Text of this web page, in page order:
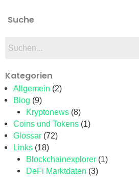
Suche
Kategorien
Allgemein (2)
Blog (9)
Kryptonews (8)
Coins und Tokens (1)
Glossar (72)
Links (18)
Blockchainexplorer (1)
DeFi Marktdaten (3)